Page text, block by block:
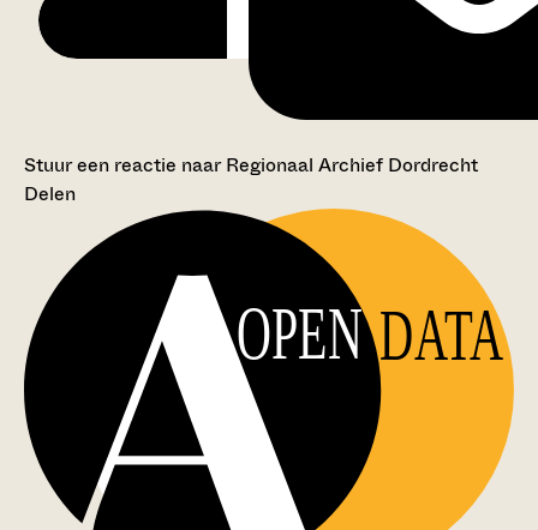
Stuur een reactie naar Regionaal Archief Dordrecht
Delen
OPEN DATA